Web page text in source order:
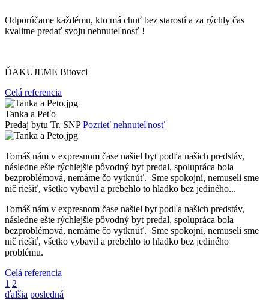
Odporúčame každému, kto má chuť bez starostí a za rýchly čas
kvalitne predať svoju nehnuteľnosť !
ĎAKUJEME Bitovci
Celá referencia
Tanka a Peťo
Predaj bytu Tr. SNPPozrieť nehnuteľnosť
Tomáš nám v expresnom čase našiel byt podľa našich predstáv,
následne ešte rýchlejšie pôvodný byt predal, spolupráca bola
bezproblémová, nemáme čo vytknúť. Sme spokojní, nemuseli sme
nič riešiť, všetko vybavil a prebehlo to hladko bez jediného...
Tomáš nám v expresnom čase našiel byt podľa našich predstáv,
následne ešte rýchlejšie pôvodný byt predal, spolupráca bola
bezproblémová, nemáme čo vytknúť. Sme spokojní, nemuseli sme
nič riešiť, všetko vybavil a prebehlo to hladko bez jediného
problému.
Celá referencia
1 2
ďalšia posledná